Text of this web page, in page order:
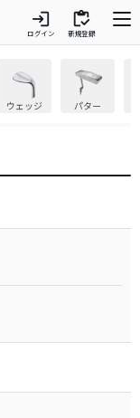
login
ログイン
inventory
新規登録
ウェッジ パター